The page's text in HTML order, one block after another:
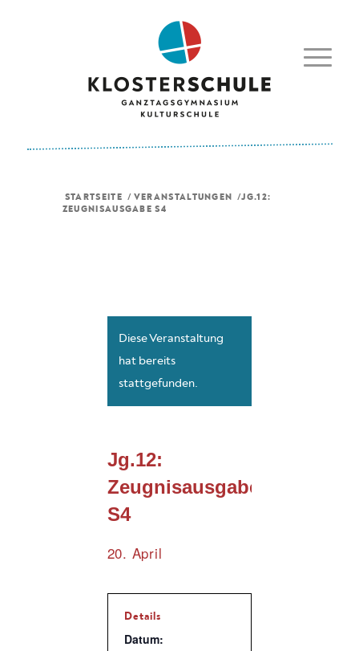
STARTSEITE / VERANSTALTUNGEN /JG.12:
ZEUGNISAUSGABE S4
Diese Veranstaltung
hat bereits
stattgefunden.
Jg.12:
Zeugnisausgabe
S4
20. April
Details
Datum: